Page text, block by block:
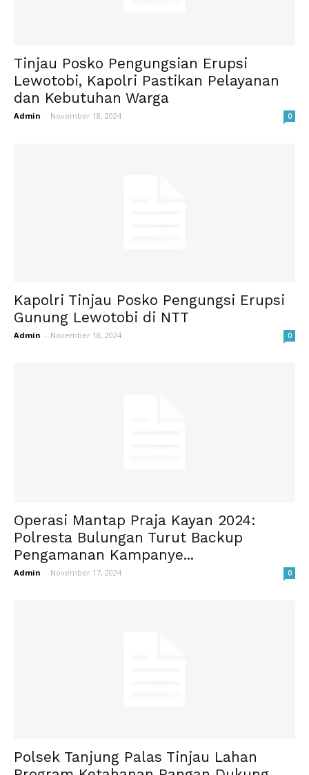
Tinjau Posko Pengungsian Erupsi
Lewotobi, Kapolri Pastikan Pelayanan
dan Kebutuhan Warga
Admin - November 18, 2024 0
Kapolri Tinjau Posko Pengungsi Erupsi
Gunung Lewotobi di NTT
Admin - November 18, 2024 0
Operasi Mantap Praja Kayan 2024:
Polresta Bulungan Turut Backup
Pengamanan Kampanye...
Admin - November 17, 2024 0
Polsek Tanjung Palas Tinjau Lahan